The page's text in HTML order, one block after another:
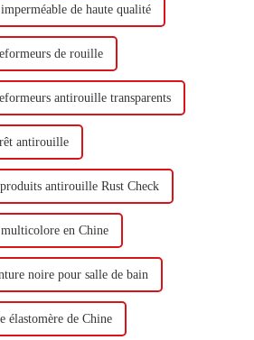
de haute qualité
de rouille
antirouille transparents
antirouille
antirouille Rust Check
en Chine
noire pour salle de bain
élastomère de Chine